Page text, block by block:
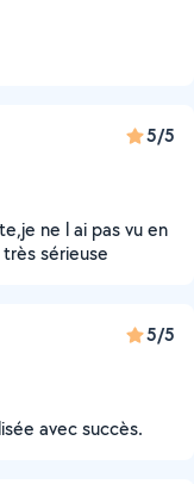
5/5
ne l ai pas vu en
sérieuse
5/5
avec succès.